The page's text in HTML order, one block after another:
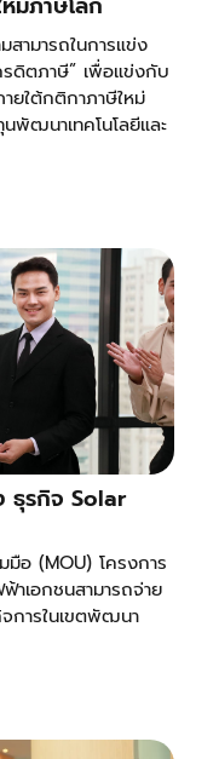
สามารถในการแข่ง
รดิตภาษี” เพื่อแข่งกับ
ยใต้กติกาภาษีใหม่
พัฒนาเทคโนโลยีและ
ธุรกิจ Solar
อ (MOU) โครงการ
าเอกชนสามารถจ่าย
การในเขตพัฒนา